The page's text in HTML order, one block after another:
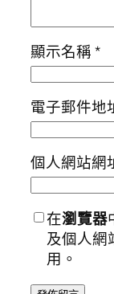
顯示名稱*
電子郵件地
個人網站網
在瀏覽器
及個人網
用。